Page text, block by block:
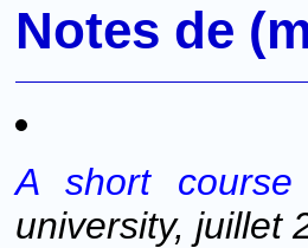
Notes de
A short
university, juillet